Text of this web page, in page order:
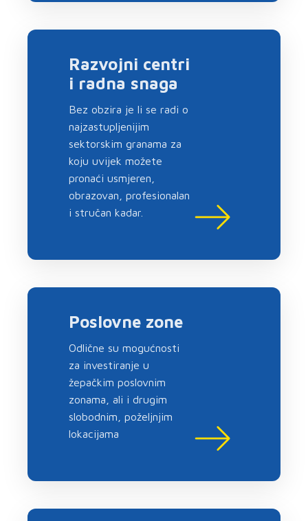
Razvojni centri
i radna snaga
Bez obzira je li se radi o
najzastupljenijim
sektorskim granama za
koju uvijek možete
pronaći usmjeren,
obrazovan, profesionalan
i stručan kadar.
Poslovne zone
Odlične su mogućnosti
za investiranje u
žepačkim poslovnim
zonama, ali i drugim
slobodnim, poželjnjim
lokacijama